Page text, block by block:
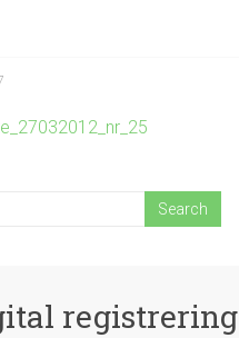
registrering